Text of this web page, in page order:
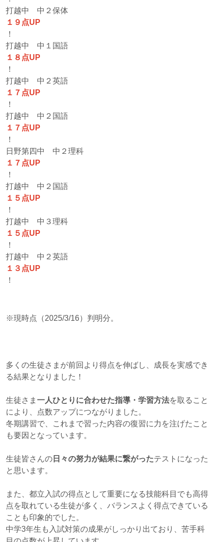
打越中 中２保体
１９点UP
！
打越中 中１国語
１８点UP
！
打越中 中２英語
１７点UP
！
打越中 中２国語
１７点UP
！
日野第四中 中２理科
１７点UP
！
打越中 中２国語
１５点UP
！
打越中 中３理科
１５点UP
！
打越中 中２英語
１３点UP
！
※現時点（2025/3/16）判明分。
多くの生徒さまが前回より得点を伸ばし、成長を実感でき
る結果となりました！
生徒さま 一人ひとりに合わせた指導・学習方法を取ること
により、点数アップにつながりました。
冬期講習で、これまで習った内容の復習に力を注げたこと
も要因となっています。
生徒皆さんの 日々の努力が結果に繋がったテストになった
と思います。
また、都立入試の得点として重要になる技能科目でも高得
点を取れている生徒が多く、バランスよく得点できている
ことも印象的でした。
中学3年生も入試対策の成果がしっかり出ており、苦手科